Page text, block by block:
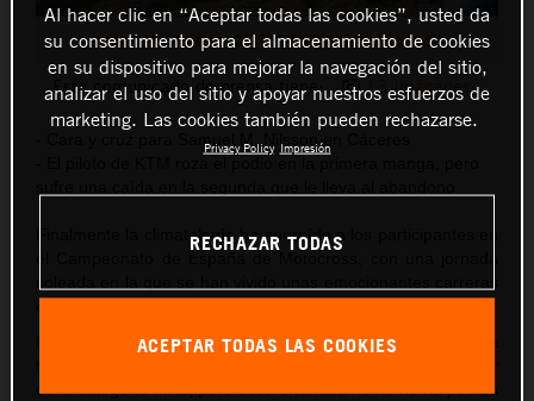
Samuel M. Nilsson_CE_MX_Malpartida (Cáceres)
Este comunicado de prensa tiene: 13 Imágenes
- Cara y cruz para Samuel M. Nilsson en Cáceres
Finalmente la climatología ha sonreído a los participantes en
El piloto de KTM España Samuel M. Nilsson llegaba a esta
de la categoría MX2, pero desafortunadamente no ha podido
Al hacer clic en “Aceptar todas las cookies”, usted da
su consentimiento para el almacenamiento de cookies
en su dispositivo para mejorar la navegación del sitio,
analizar el uso del sitio y apoyar nuestros esfuerzos de
marketing. Las cookies también pueden rechazarse.
Privacy Policy Impresión
RECHAZAR TODAS
ACEPTAR TODAS LAS COOKIES